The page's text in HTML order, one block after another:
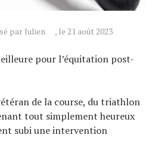
par Julien , le 21 août 2023
pour l’équitation post-
de la course, du triathlon
tout simplement heureux
subi une intervention